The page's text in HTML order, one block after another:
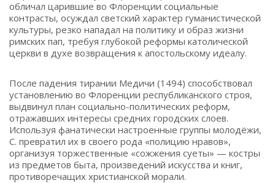
обличал царившие во Флоренции социальные
контрасты, осуждал светский характер гуманистической
культуры, резко нападал на политику и образ жизни
римских пап, требуя глубокой реформы католической
церкви в духе возвращения к апостольскому идеалу.
После падения тирании Медичи (1494) способствовал
установлению во Флоренции республиканского строя,
выдвинул план социально-политических реформ,
отражавших интересы средних городских слоев.
Используя фанатически настроенные группы молодёжи,
С. превратил их в своего рода «полицию нравов»,
организуя торжественные «сожжения суеты» — костры
из предметов быта, произведений искусства и книг,
противоречащих христианской морали.